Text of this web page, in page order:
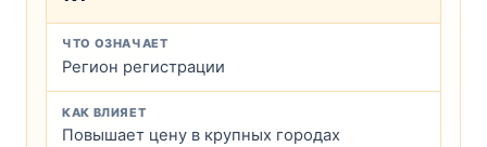
Регион регистрации
Повышает цену в крупных городах